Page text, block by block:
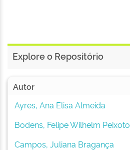
Explore o Repositório
Autor
Ayres, Ana Elisa Almeida
Bodens, Felipe Wilhelm Peixoto
Campos, Juliana Bragança